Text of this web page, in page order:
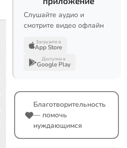
Слушайте аудио и
смотрите видео офлайн
Загрузите в
App Store
Доступно в
Google Play
Благотворительность
— помочь
нуждающимся